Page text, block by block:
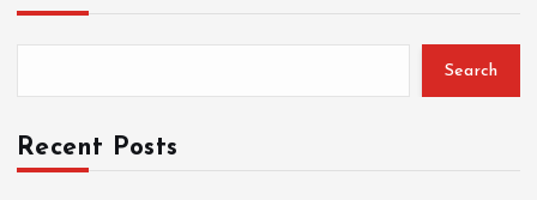
s
Search
Recent Posts